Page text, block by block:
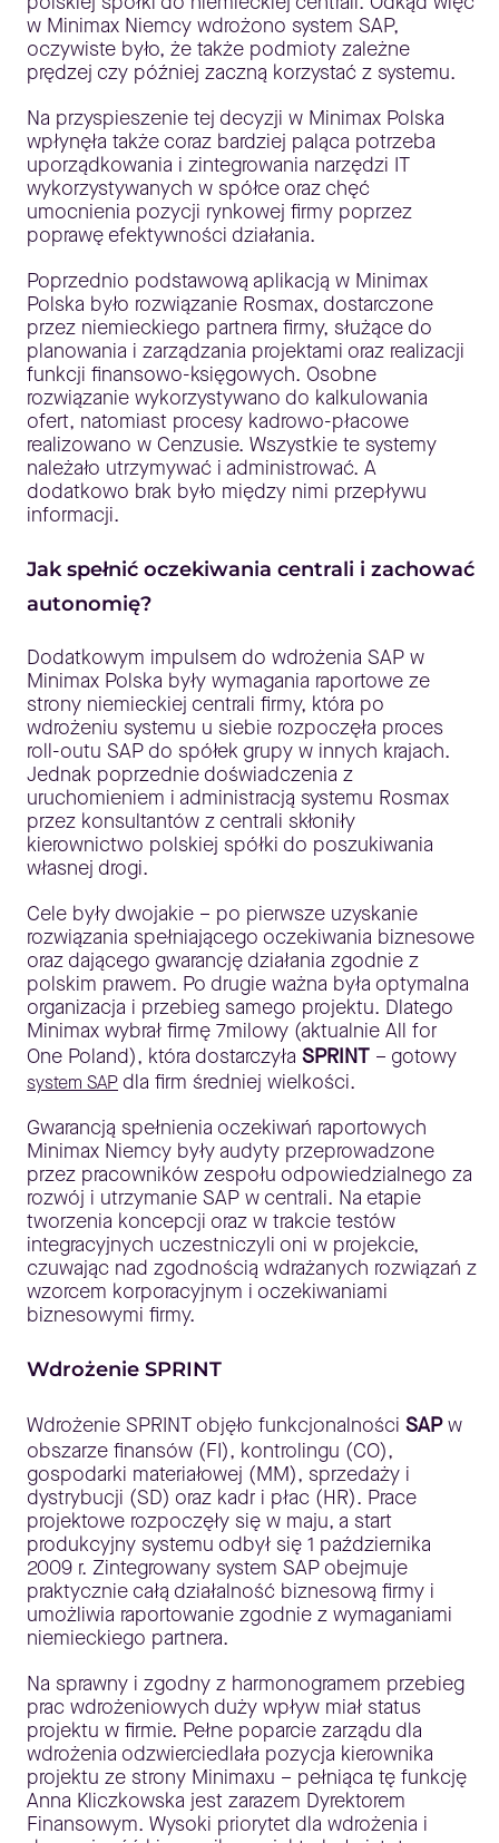
w Minimax Niemcy wdrożono system SAP,
oczywiste było, że także podmioty zależne
prędzej czy później zaczną korzystać z systemu.
Na przyspieszenie tej decyzji w Minimax Polska
wpłynęła także coraz bardziej paląca potrzeba
uporządkowania i zintegrowania narzędzi IT
wykorzystywanych w spółce oraz chęć
umocnienia pozycji rynkowej firmy poprzez
poprawę efektywności działania.
Poprzednio podstawową aplikacją w Minimax
Polska było rozwiązanie Rosmax, dostarczone
przez niemieckiego partnera firmy, służące do
planowania i zarządzania projektami oraz realizacji
funkcji finansowo-księgowych. Osobne
rozwiązanie wykorzystywano do kalkulowania
ofert, natomiast procesy kadrowo-płacowe
realizowano w Cenzusie. Wszystkie te systemy
należało utrzymywać i administrować. A
dodatkowo brak było między nimi przepływu
informacji.
Jak spełnić oczekiwania centrali i zachować
autonomię?
Dodatkowym impulsem do wdrożenia SAP w
Minimax Polska były wymagania raportowe ze
strony niemieckiej centrali firmy, która po
wdrożeniu systemu u siebie rozpoczęła proces
roll-outu SAP do spółek grupy w innych krajach.
Jednak poprzednie doświadczenia z
uruchomieniem i administracją systemu Rosmax
przez konsultantów z centrali skłoniły
kierownictwo polskiej spółki do poszukiwania
własnej drogi.
Cele były dwojakie – po pierwsze uzyskanie
rozwiązania spełniającego oczekiwania biznesowe
oraz dającego gwarancję działania zgodnie z
polskim prawem. Po drugie ważna była optymalna
organizacja i przebieg samego projektu. Dlatego
Minimax wybrał firmę 7milowy (aktualnie All for
One Poland), która dostarczyła SPRINT – gotowy
system SAP dla firm średniej wielkości.
Gwarancją spełnienia oczekiwań raportowych
Minimax Niemcy były audyty przeprowadzone
przez pracowników zespołu odpowiedzialnego za
rozwój i utrzymanie SAP w centrali. Na etapie
tworzenia koncepcji oraz w trakcie testów
integracyjnych uczestniczyli oni w projekcie,
czuwając nad zgodnością wdrażanych rozwiązań z
wzorcem korporacyjnym i oczekiwaniami
biznesowymi firmy.
Wdrożenie SPRINT
Wdrożenie SPRINT objęło funkcjonalności SAPw
obszarze finansów (FI), kontrolingu (CO),
gospodarki materiałowej (MM), sprzedaży i
dystrybucji (SD) oraz kadr i płac (HR). Prace
projektowe rozpoczęły się w maju, a start
produkcyjny systemu odbył się 1 października
2009 r. Zintegrowany system SAP obejmuje
praktycznie całą działalność biznesową firmy i
umożliwia raportowanie zgodnie z wymaganiami
niemieckiego partnera.
Na sprawny i zgodny z harmonogramem przebieg
prac wdrożeniowych duży wpływ miał status
projektu w firmie. Pełne poparcie zarządu dla
wdrożenia odzwierciedlała pozycja kierownika
projektu ze strony Minimaxu – pełniąca tę funkcję
Anna Kliczkowska jest zarazem Dyrektorem
Finansowym. Wysoki priorytet dla wdrożenia i